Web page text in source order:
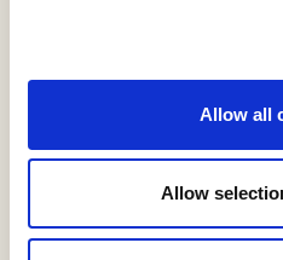
Allow all
Allow
Datos de